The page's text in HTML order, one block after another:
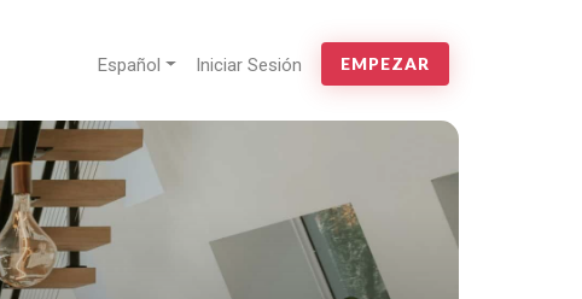
Español Iniciar Sesión EMPEZAR